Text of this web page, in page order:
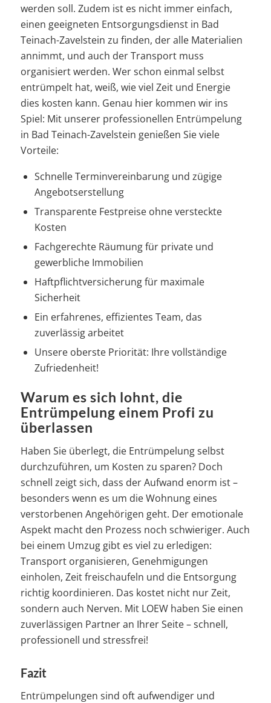
werden soll. Zudem ist es nicht immer einfach,
einen geeigneten Entsorgungsdienst in Bad
Teinach-Zavelstein zu finden, der alle Materialien
annimmt, und auch der Transport muss
organisiert werden. Wer schon einmal selbst
entrümpelt hat, weiß, wie viel Zeit und Energie
dies kosten kann. Genau hier kommen wir ins
Spiel: Mit unserer professionellen Entrümpelung
in Bad Teinach-Zavelstein genießen Sie viele
Vorteile:
Schnelle Terminvereinbarung und zügige
Angebotserstellung
Transparente Festpreise ohne versteckte
Kosten
Fachgerechte Räumung für private und
gewerbliche Immobilien
Haftpflichtversicherung für maximale
Sicherheit
Ein erfahrenes, effizientes Team, das
zuverlässig arbeitet
Unsere oberste Priorität: Ihre vollständige
Zufriedenheit!
Warum es sich lohnt, die
Entrümpelung einem Profi zu
überlassen
Haben Sie überlegt, die Entrümpelung selbst
durchzuführen, um Kosten zu sparen? Doch
schnell zeigt sich, dass der Aufwand enorm ist –
besonders wenn es um die Wohnung eines
verstorbenen Angehörigen geht. Der emotionale
Aspekt macht den Prozess noch schwieriger. Auch
bei einem Umzug gibt es viel zu erledigen:
Transport organisieren, Genehmigungen
einholen, Zeit freischaufeln und die Entsorgung
richtig koordinieren. Das kostet nicht nur Zeit,
sondern auch Nerven. Mit LOEW haben Sie einen
zuverlässigen Partner an Ihrer Seite – schnell,
professionell und stressfrei!
Fazit
Entrümpelungen sind oft aufwendiger und